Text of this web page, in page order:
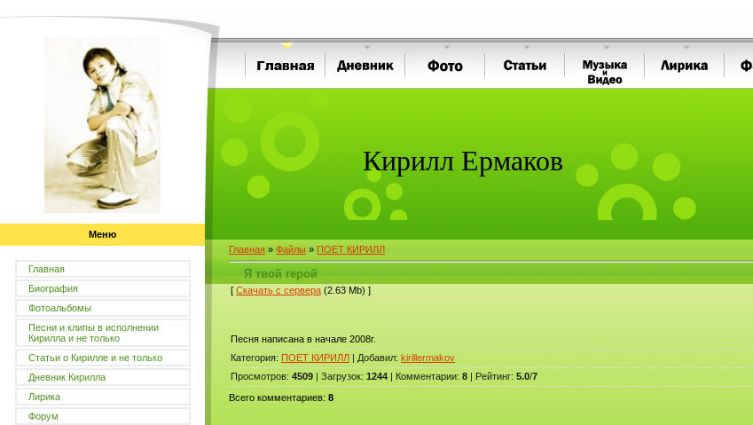
Меню
Главная
Биография
Фотоальбомы
Песни и клипы в исполнении
Кирилла и не только
Статьи о Кирилле и не только
Дневник Кирилла
Лирика
Форум
Кирилл Ермаков
Главная » Файлы » ПОЕТ КИРИЛЛ
Я твой герой
[ Скачать с сервера (2.63 Mb) ]
Песня написана в начале 2008г.
Категория: ПОЕТ КИРИЛЛ | Добавил: kirillermakov
Просмотров: 4509 | Загрузок: 1244 | Комментарии: 8 | Рейтинг: 5.0/7
Всего комментариев: 8